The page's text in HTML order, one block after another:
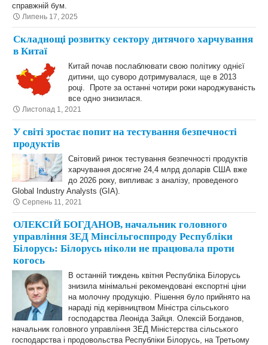
справжній бум.
Липень 17, 2025
Складнощі розвитку сектору дитячого харчування
в Китаї
Китай почав послаблювати свою політику однієї
дитини, що суворо дотримувалася, ще в 2013
році. Проте за останні чотири роки народжуваність
все одно знизилася.
Листопад 1, 2021
У світі зростає попит на тестування безпечності
продуктів
Світовий ринок тестування безпечності продуктів
харчування досягне 24,4 млрд доларів США вже
до 2026 року, випливає з аналізу, проведеного
Global Industry Analysts (GIA).
Серпень 11, 2021
ОЛЕКСІЙ БОГДАНОВ, начальник головного
управління ЗЕД Мінсільгосппроду Республіки
Білорусь: Білорусь ніколи не працювала проти
когось
В останній тиждень квітня Республіка Білорусь
знизила мінімальні рекомендовані експортні ціни
на молочну продукцію. Рішення було прийнято на
нараді під керівництвом Міністра сільського
господарства Леоніда Зайця. Олексій Богданов,
начальник головного управління ЗЕД Міністерства сільського
господарства і продовольства Республіки Білорусь, на Третьому